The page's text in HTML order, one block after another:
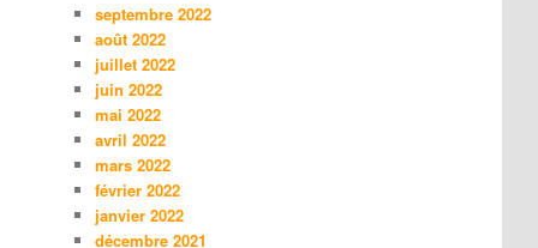
septembre 2022
août 2022
juillet 2022
juin 2022
mai 2022
avril 2022
mars 2022
février 2022
janvier 2022
décembre 2021